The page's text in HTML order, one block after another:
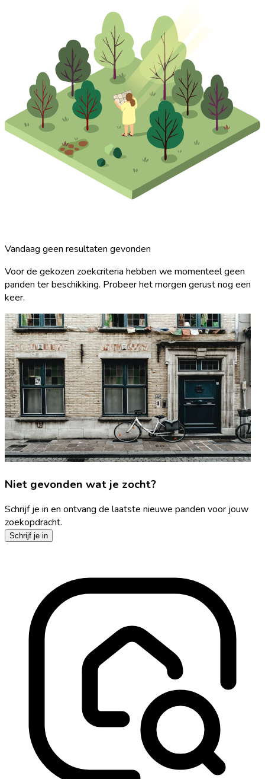
Vandaag geen resultaten gevonden
Voor de gekozen zoekcriteria hebben we momenteel geen
panden ter beschikking. Probeer het morgen gerust nog een
keer.
Niet gevonden wat je zocht?
Schrijf je in en ontvang de laatste nieuwe panden voor jouw
zoekopdracht.
Schrijf je in